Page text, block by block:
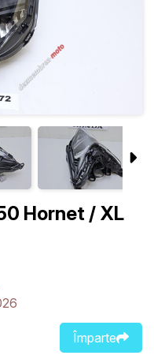
Hornet / XL
Împarte